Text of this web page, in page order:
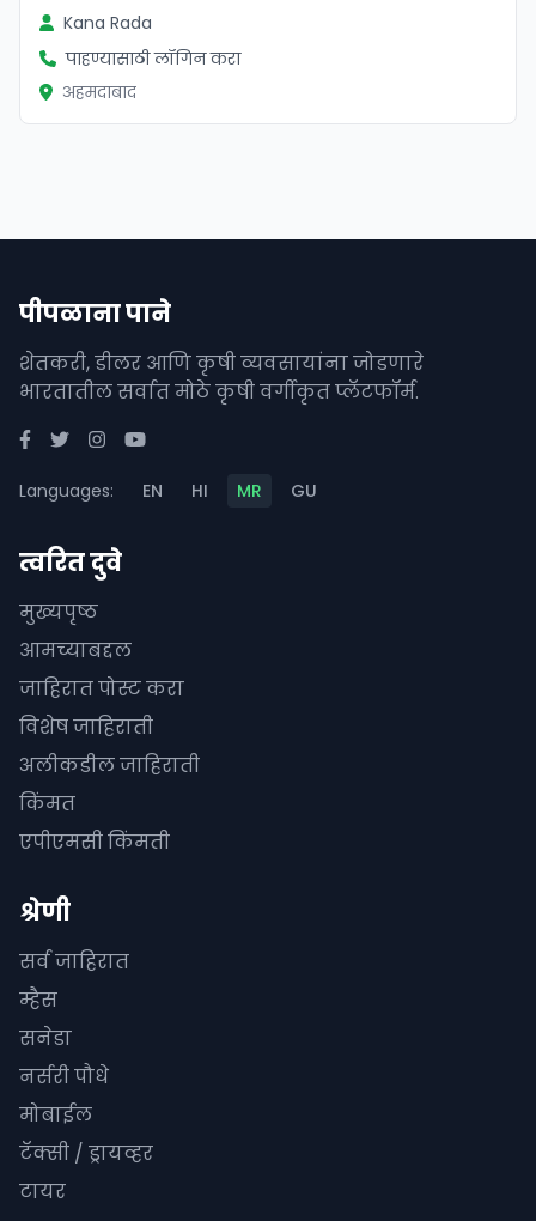
Kana Rada
पाहण्यासाठी लॉगिन करा
अहमदाबाद
पीपळाना पाने
शेतकरी, डीलर आणि कृषी व्यवसायांना जोडणारे
भारतातील सर्वात मोठे कृषी वर्गीकृत प्लॅटफॉर्म.
Languages: EN HI MR GU
त्वरित दुवे
मुख्यपृष्ठ
आमच्याबद्दल
जाहिरात पोस्ट करा
विशेष जाहिराती
अलीकडील जाहिराती
किंमत
एपीएमसी किंमती
श्रेणी
सर्व जाहिरात
म्हैस
सनेडा
नर्सरी पौधे
मोबाईल
टॅक्सी / ड्रायव्हर
टायर